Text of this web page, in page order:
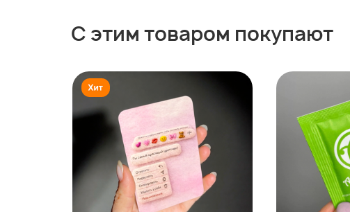
С этим товаром покупают